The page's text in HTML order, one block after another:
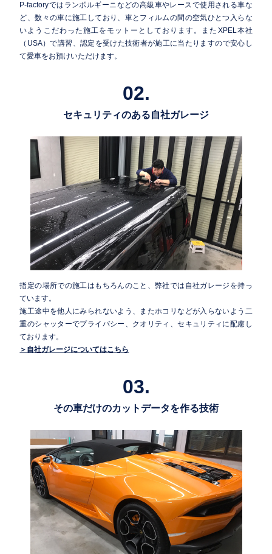
P-factoryではランボルギーニなどの高級車やレースで使用される車な
ど、数々の車に施工しており、車とフィルムの間の空気ひとつ入らな
いようこだわった施工をモットーとしております。またXPEL本社
（USA）で講習、認定を受けた技術者が施工に当たりますので安心し
て愛車をお預けいただけます。
02.
セキュリティのある自社ガレージ
指定の場所での施工はもちろんのこと、弊社では自社ガレージを持っ
ています。
施工途中を他人にみられないよう、またホコリなどが入らないよう二
重のシャッターでプライバシー、クオリティ、セキュリティに配慮し
ております。
自社ガレージについてはこちら
03.
その車だけのカットデータを作る技術